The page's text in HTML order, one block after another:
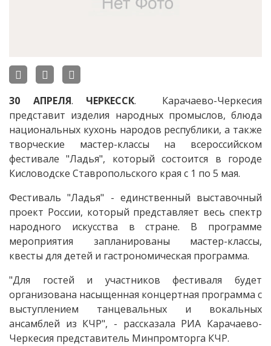
30 АПРЕЛЯ. ЧЕРКЕССК. Карачаево-Черкесия
представит изделия народных промыслов, блюда
национальных кухонь народов республики, а также
творческие мастер-классы на всероссийском
фестивале "Ладья", который состоится в городе
Кисловодске Ставропольского края с 1 по 5 мая.
Фестиваль "Ладья" - единственный выставочный
проект России, который представляет весь спектр
народного искусства в стране. В программе
мероприятия запланированы мастер-классы,
квесты для детей и гастрономическая программа.
"Для гостей и участников фестиваля будет
организована насыщенная концертная программа с
выступлением танцевальных и вокальных
ансамблей из КЧР", - рассказала РИА Карачаево-
Черкесия представитель Минпромторга КЧР.